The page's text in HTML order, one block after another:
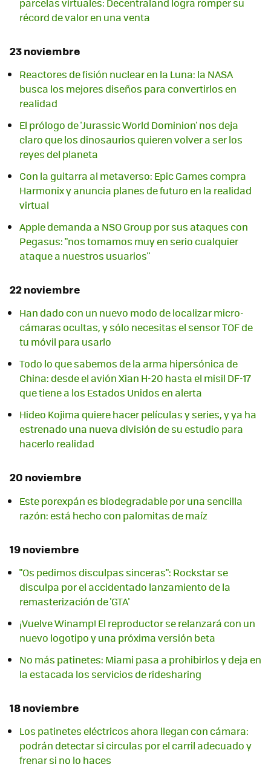
récord de valor en una venta
23 noviembre
Reactores de fisión nuclear en la Luna: la NASA
busca los mejores diseños para convertirlos en
realidad
El prólogo de 'Jurassic World Dominion' nos deja
claro que los dinosaurios quieren volver a ser los
reyes del planeta
Con la guitarra al metaverso: Epic Games compra
Harmonix y anuncia planes de futuro en la realidad
virtual
Apple demanda a NSO Group por sus ataques con
Pegasus: "nos tomamos muy en serio cualquier
ataque a nuestros usuarios"
22 noviembre
Han dado con un nuevo modo de localizar micro-
cámaras ocultas, y sólo necesitas el sensor TOF de
tu móvil para usarlo
Todo lo que sabemos de la arma hipersónica de
China: desde el avión Xian H-20 hasta el misil DF-17
que tiene a los Estados Unidos en alerta
Hideo Kojima quiere hacer películas y series, y ya ha
estrenado una nueva división de su estudio para
hacerlo realidad
20 noviembre
Este porexpán es biodegradable por una sencilla
razón: está hecho con palomitas de maíz
19 noviembre
"Os pedimos disculpas sinceras": Rockstar se
disculpa por el accidentado lanzamiento de la
remasterización de 'GTA'
¡Vuelve Winamp! El reproductor se relanzará con un
nuevo logotipo y una próxima versión beta
No más patinetes: Miami pasa a prohibirlos y deja en
la estacada los servicios de ridesharing
18 noviembre
Los patinetes eléctricos ahora llegan con cámara:
podrán detectar si circulas por el carril adecuado y
frenar si no lo haces